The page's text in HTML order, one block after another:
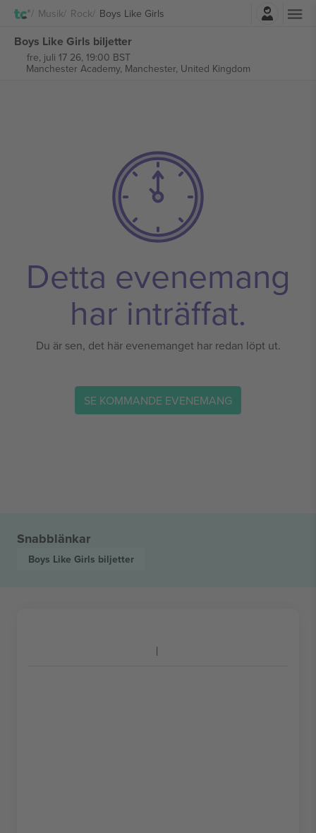
Musik Rock Boys Like Girls
Boys Like Girls biljetter
fre, juli 17 26, 19:00 BST
Manchester Academy, Manchester, United Kingdom
Detta evenemang
har inträffat.
Du är sen, det här evenemanget har redan löpt ut.
SE KOMMANDE EVENEMANG
Snabblänkar
Boys Like Girls biljetter